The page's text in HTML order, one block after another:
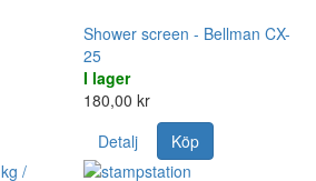
Shower screen - Bellman CX-
25
I lager
180,00 kr
Detalj
Köp